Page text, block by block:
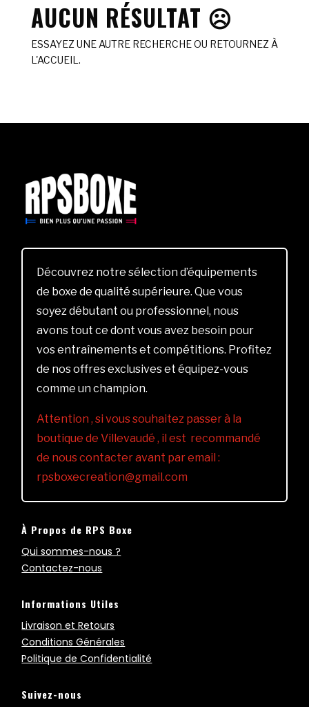
AUCUN RÉSULTAT ☹️
ESSAYEZ UNE AUTRE RECHERCHE OU RETOURNEZ À
L'ACCUEIL.
Découvrez notre sélection d’équipements
de boxe de qualité supérieure. Que vous
soyez débutant ou professionnel, nous
avons tout ce dont vous avez besoin pour
vos entraînements et compétitions. Profitez
de nos offres exclusives et équipez-vous
comme un champion.
Attention , si vous souhaitez passer à la
boutique de Villevaudé , il est recommandé
de nous contacter avant par email :
rpsboxecreation@gmail.com
À Propos de RPS Boxe
Qui sommes-nous ?
Contactez-nous
Informations Utiles
Livraison et Retours
Conditions Générales
Politique de Confidentialité
Suivez-nous